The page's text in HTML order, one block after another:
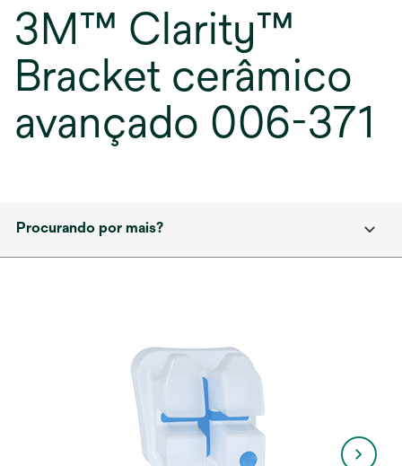
3M™ Clarity™
Bracket cerâmico
avançado 006-371
Procurando por mais?